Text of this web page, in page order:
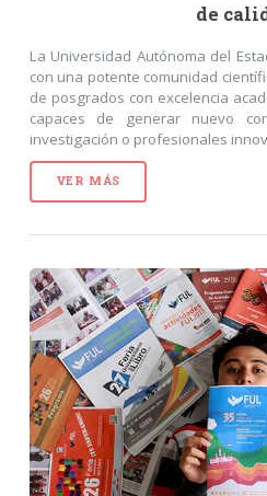
de
La Universidad Autónoma del
con una potente comunidad
de posgrados con excelencia
capaces de generar nuevo
investigación o profesionales
VER MÁS